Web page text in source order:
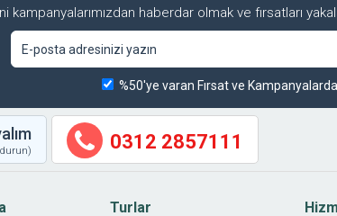
kampanyalarımızdan haberdar olmak ve fırsatları
%50'ye varan Fırsat ve
0312 2857111
Turlar